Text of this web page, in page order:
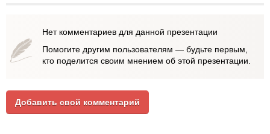
Нет комментариев для данной презентации
Помогите другим пользователям — будьте первым,
кто поделится своим мнением об этой презентации.
Добавить свой комментарий